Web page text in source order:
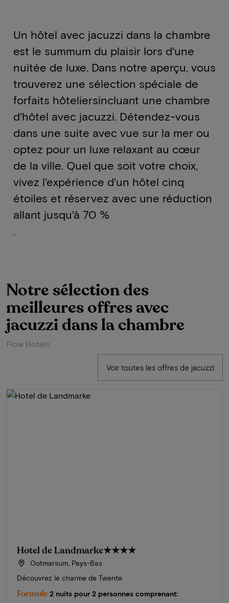
Un hôtel avec jacuzzi dans la chambre
est le summum du plaisir lors d'une
nuitée de luxe. Dans notre aperçu, vous
trouverez une sélection spéciale de
forfaits hôteliersincluant une chambre
d'hôtel avec jacuzzi. Détendez-vous
dans une suite avec vue sur la mer ou
optez pour un luxe relaxant au cœur
de la ville. Quel que soit votre choix,
vivez l'expérience d'un hôtel cinq
étoiles et réservez avec une réduction
allant jusqu'à 70 %
Notre sélection des
meilleures offres avec
jacuzzi dans la chambre
Flow Hotels
Voir toutes les offres de jacuzzi
Hotel de Landmarke★★★★
Ootmarsum, Pays-Bas
Découvrez le charme de Twente
Formule 2 nuits pour 2 personnes comprenant: